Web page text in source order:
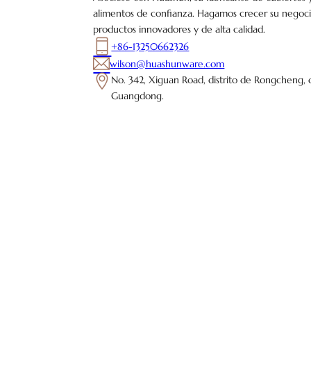
alimentos de confianza. Hagamos crecer su
productos innovadores y de alta calidad.
+86-13250662326
wilson@huashunware.com
No. 342, Xiguan Road, distrito de Rongcheng,
Guangdong.